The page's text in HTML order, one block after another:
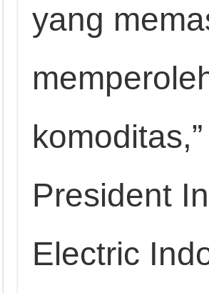
yang
President
Electric